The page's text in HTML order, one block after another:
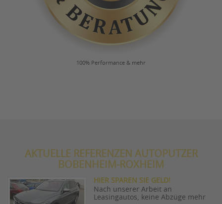
100% Performance & mehr
AKTUELLE REFERENZEN AUTOPUTZER
BOBENHEIM-ROXHEIM
HIER SPAREN SIE GELD!
Nach unserer Arbeit an
Leasingautos, keine Abzüge mehr